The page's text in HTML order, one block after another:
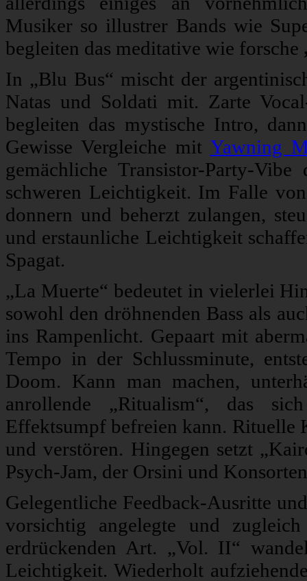
Musiker so illustrer Bands wie
begleiten das meditative wie forsche
In „Blu Bus“ mischt der
Natas und Soldati mit. Zarte
begleiten das mystische Intro,
Gewisse Vergleiche mit Yawning
gemächliche Transistor-Party-
schweren Leichtigkeit. Im Falle
donnern und beherzt zulangen,
und erstaunliche Leichtigkeit
Spagat.
„La Muerte“ bedeutet in vielerlei
sowohl den dröhnenden Bass als
ins Rampenlicht. Gepaart mit
Tempo in der Schlussminute,
Doom. Kann man machen,
anrollende „Ritualism“, das
Effektsumpf befreien kann. Rituelle
und verstören. Hingegen setzt
Psych-Jam, der Orsini und
Gelegentliche Feedback-Ausritte
vorsichtig angelegte und
erdrückenden Art. „Vol. II“
Leichtigkeit. Wiederholt